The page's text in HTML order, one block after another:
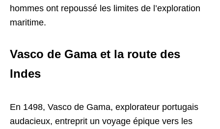
hommes ont repoussé les limites de l’exploration
maritime.
Vasco de Gama et la route des
Indes
En 1498, Vasco de Gama, explorateur portugais
audacieux, entreprit un voyage épique vers les